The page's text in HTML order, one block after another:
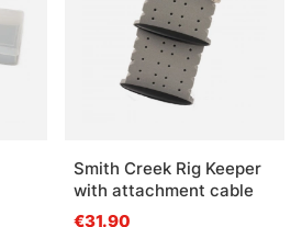
Smith Creek Rig Keeper
with attachment cable
€31.90